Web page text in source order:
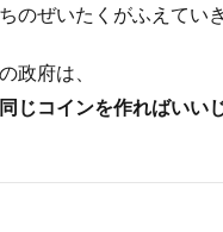
のぜいたくがふえてい
政府は、
じコインを作ればいい